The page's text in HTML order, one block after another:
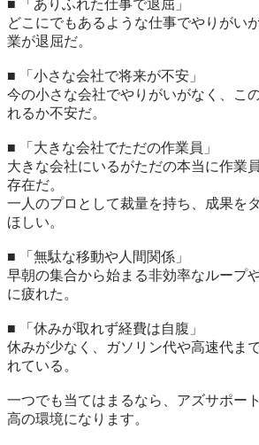
■ 「ありふれた仕事で退屈」
どこにでもあるような仕事でやりがい
業が退屈だ。
■ 「小さな会社で将来が不安」
今の小さな会社でやりがいがなく、こ
れるか不安だ。
■ 「大きな会社でただの作業員」
大きな会社にいるがただの本当に作業
存在だ。
一人のプロとして裁量を持ち、成果を
ほしい。
■ 「無駄な移動や人間関係」
早朝の集合から始まる非効率なループ
に疲れた。
■ 「休みが取れず経費は自腹」
休みが少なく、ガソリン代や高速代ま
れている。
一つでも当てはまるなら、アズサポー
高の環境になります。